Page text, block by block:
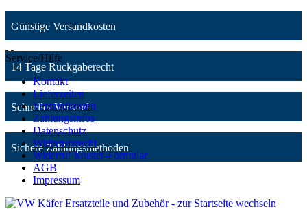
Günstige Versandkosten
14 Tage Rückgaberecht
Schneller Versand
Sichere Zahlungsmethoden
Service/Hilfe
Kontakt
Lieferzeiten
Versandkosten
Zahlungsinfos
Datenschutz
Widerrufsrecht
Widerruf Muster-Formular
AGB
Impressum